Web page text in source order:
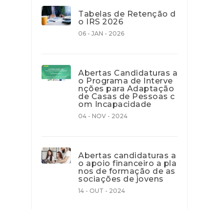
Tabelas de Retenção d
o IRS 2026
06 - JAN - 2026
Abertas Candidaturas a
o Programa de Interve
nções para Adaptação
de Casas de Pessoas c
om Incapacidade
04 - NOV - 2024
Abertas candidaturas a
o apoio financeiro a pla
nos de formação de as
sociações de jovens
14 - OUT - 2024